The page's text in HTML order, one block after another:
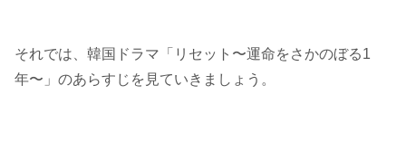
それでは、韓国ドラマ「リセット〜運命をさかのぼる1
年〜」のあらすじを見ていきましょう。